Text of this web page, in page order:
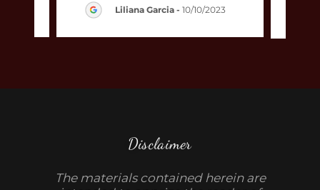
Liliana Garcia- 10/10/2023
Disclaimer
The materials contained herein are